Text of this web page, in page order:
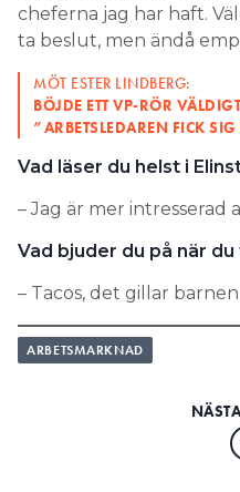
cheferna jag har haft.
ta beslut, men ändå
MÖT ESTER LINDBERG:
BÖJDE ETT VP-RÖR
”ARBETSLEDAREN FICK SIG
Vad läser du helst i
– Jag är mer intresserad
Vad bjuder du på när
– Tacos, det gillar
ARBETSMARKNAD